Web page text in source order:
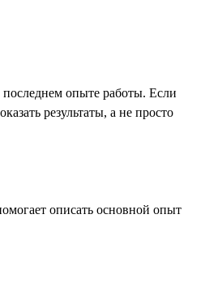
опыте работы. Если
результаты, а не просто
описать основной опыт